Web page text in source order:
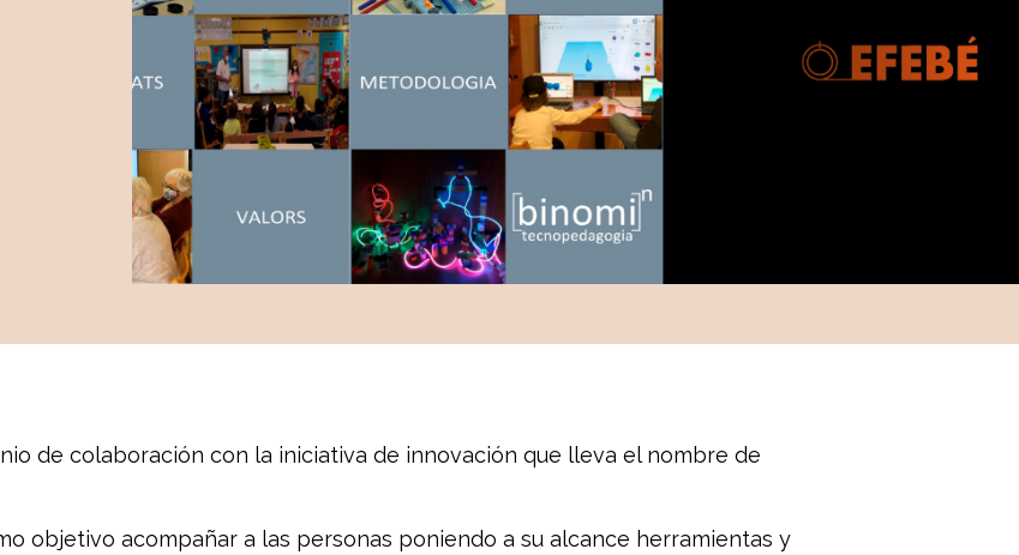
de colaboración con la iniciativa de innovación que lleva el nombre de
objetivo acompañar a las personas poniendo a su alcance herramientas y